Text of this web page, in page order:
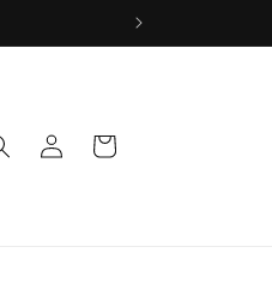
ConnexionPanier